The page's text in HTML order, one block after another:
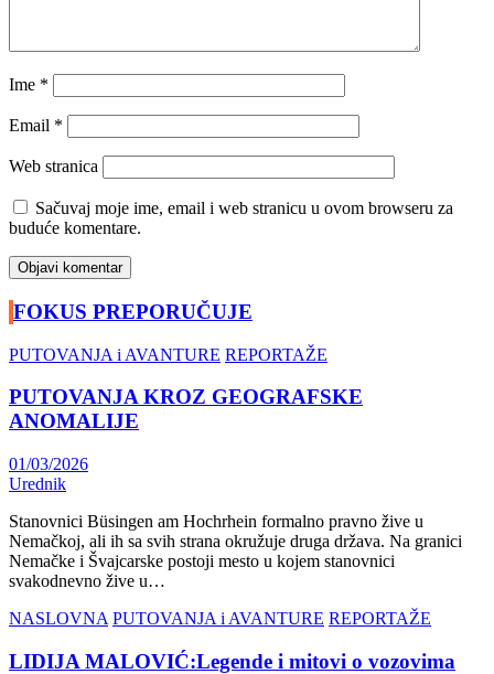
Ime *
Email *
Web stranica
Sačuvaj moje ime, email i web stranicu u ovom browseru za
buduće komentare.
FOKUS PREPORUČUJE
PUTOVANJA i AVANTURE REPORTAŽE
PUTOVANJA KROZ GEOGRAFSKE
ANOMALIJE
01/03/2026
Urednik
Stanovnici Büsingen am Hochrhein formalno pravno žive u
Nemačkoj, ali ih sa svih strana okružuje druga država. Na granici
Nemačke i Švajcarske postoji mesto u kojem stanovnici
svakodnevno žive u…
NASLOVNA PUTOVANJA i AVANTURE REPORTAŽE
LIDIJA MALOVIĆ:Legende i mitovi o vozovima